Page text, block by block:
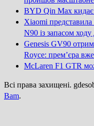
BYD Qin Max кидає
Xiaomi представила
N90 із запасом
Genesis GV90
Royce: прем’єра
McLaren F1 GTR
Всі права захищені.
Bam.